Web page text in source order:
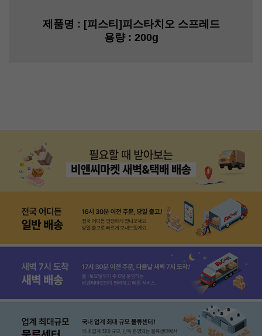
제품명 : [피스티]피스타치오 스프레드
용량: 200g